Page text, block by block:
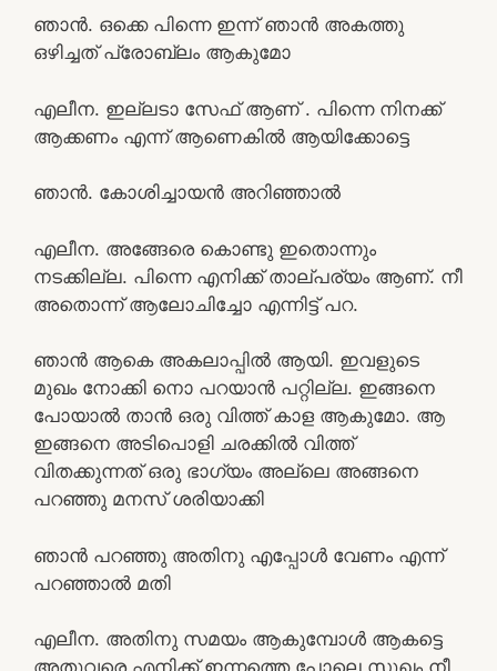
ഞാൻ. ഒക്കെ പിന്നെ ഇന്ന് ഞാൻ അകത്തു
ഒഴിച്ചത് പ്രോബ്ലം ആകുമോ
എലീന. ഇല്ലടാ സേഫ് ആണ് . പിന്നെ നിനക്ക്
ആക്കണം എന്ന് ആണെകിൽ ആയിക്കോട്ടെ
ഞാൻ. കോശിച്ചായൻ അറിഞ്ഞാൽ
എലീന. അങ്ങേരെ കൊണ്ടു ഇതൊന്നും
നടക്കില്ല. പിന്നെ എനിക്ക് താല്പര്യം ആണ്. നീ
അതൊന്ന് ആലോചിച്ചോ എന്നിട്ട് പറ.
ഞാൻ ആകെ അകലാപ്പിൽ ആയി. ഇവളുടെ
മുഖം നോക്കി നൊ പറയാൻ പറ്റില്ല. ഇങ്ങനെ
പോയാൽ താൻ ഒരു വിത്ത് കാള ആകുമോ. ആ
ഇങ്ങനെ അടിപൊളി ചരക്കിൽ വിത്ത്
വിതക്കുന്നത് ഒരു ഭാഗ്യം അല്ലെ അങ്ങനെ
പറഞ്ഞു മനസ് ശരിയാക്കി
ഞാൻ പറഞ്ഞു അതിനു എപ്പോൾ വേണം എന്ന്
പറഞ്ഞാൽ മതി
എലീന. അതിനു സമയം ആകുമ്പോൾ ആകട്ടെ
അതുവരെ എനിക്ക് ഇന്നത്തെ പോലെ സുഖം നീ